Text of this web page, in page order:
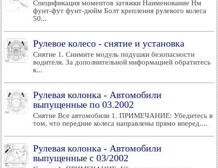
Спецификация моментов затяжки Наименование Нм
фунт-фут фунт-дюйм Болт крепления рулевого колеса
50...
Рулевое колесо - снятие и установка
Снятие 1. Снимите модуль подушки безопасности
водителя. За дополнительной информацией обратитесь
к...
Рулевая колонка - Автомобили
выпущенные по 03.2002
Снятие Все автомобили 1. ПРИМЕЧАНИЕ: Убедитесь в
том, что передние колеса направлены прямо вперед....
Рулевая колонка - Автомобили
выпущенные с 03/2002